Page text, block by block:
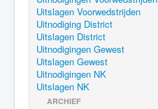
Uitslagen Voorwedstrijden
Uitnodiging District
Uitslagen District
Uitnodigingen Gewest
Uitslagen Gewest
Uitnodigingen NK
Uitslagen NK
ARCHIEF